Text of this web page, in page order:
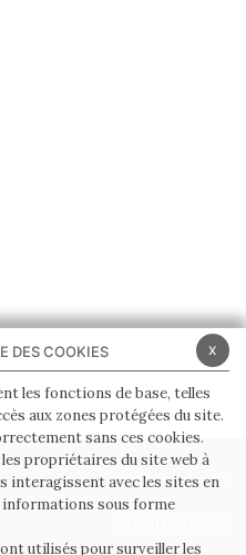
COOKIE POLICY
x
DES COOKIES
les fonctions de base, telles
aux zones protégées du site.
sans ces cookies.
propriétaires du site web à
interagissent avec les sites en
sous forme
utilisés pour surveiller les